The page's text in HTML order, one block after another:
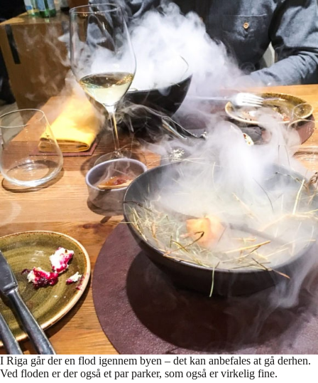
I Riga går der en flod igennem byen – det kan anbefales at gå derhen.
Ved floden er der også et par parker, som også er virkelig fine.